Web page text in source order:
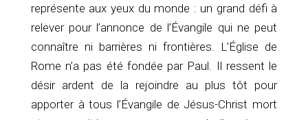
représente aux yeux du monde : un grand défi à
relever pour l’annonce de l’Évangile qui ne peut
connaître ni barrières ni frontières. L’Église de
Rome n’a pas été fondée par Paul. Il ressent le
désir ardent de la rejoindre au plus tôt pour
apporter à tous l’Évangile de Jésus-Christ mort